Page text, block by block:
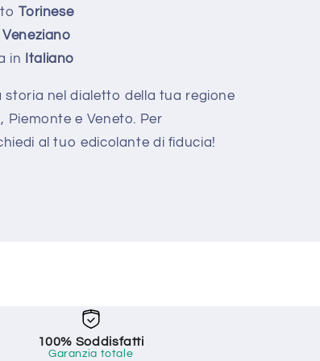
Torinese
Veneziano
in Italiano
storia nel dialetto della tua regione
Piemonte e Veneto. Per
al tuo edicolante di fiducia!
100% Soddisfatti
Garanzia totale